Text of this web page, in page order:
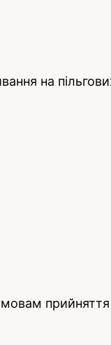
на
прийняття